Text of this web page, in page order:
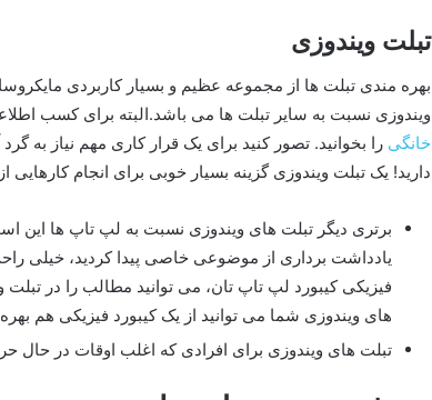
تبلت ویندوزی
بهره مندی تبلت ها از مجموعه عظیم و بسیار کاربردی
ویندوزی نسبت به سایر تبلت ها می باشد.البته برای کسب
خانگی را بخوانید. تصور کنید برای یک قرار کاری مهم نیاز به
دارید! یک تبلت ویندوزی گزینه بسیار خوبی برای انجام
برتری دیگر تبلت های ویندوزی نسبت به لپ تاپ ها این
یادداشت برداری از موضوعی خاصی پیدا کردید، خیلی
فیزیکی کیبورد لپ تاپ تان، می توانید مطالب را در تبلت
های ویندوزی شما می توانید از یک کیبورد فیزیکی هم
تبلت های ویندوزی برای افرادی که اغلب اوقات در حال